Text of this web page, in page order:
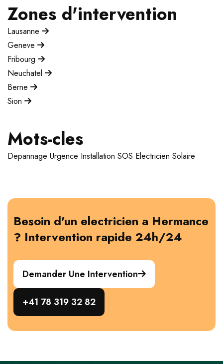
Zones d'intervention
Lausanne
Geneve
Fribourg
Neuchatel
Berne
Sion
Mots-cles
Depannage Urgence Installation SOS Electricien Solaire
Besoin d'un electricien a Hermance
? Intervention rapide 24h/24
Demander Une Intervention
+41 78 319 32 82